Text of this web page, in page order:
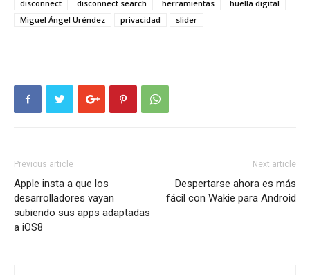
disconnect disconnect search herramientas
huella digital
Miguel Ángel Uréndez
privacidad slider
Previous article
Apple insta a que los
desarrolladores vayan
subiendo sus apps adaptadas
a iOS8
Next article
Despertarse ahora es más
fácil con Wakie para Android